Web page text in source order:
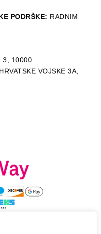
PODRŠKE: RADNIM
3, 10000
VOJSKE 3A,